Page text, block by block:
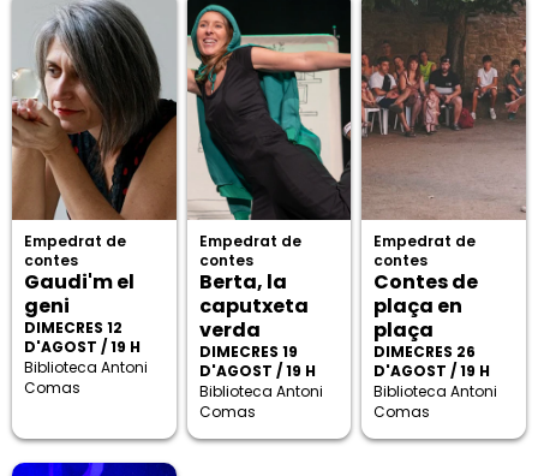
Empedrat de
contes
Gaudi'm el
geni
DIMECRES 12
D'AGOST / 19 H
Biblioteca Antoni
Comas
Empedrat de
contes
Berta, la
caputxeta
verda
DIMECRES 19
D'AGOST / 19 H
Biblioteca Antoni
Comas
Empedrat de
contes
Contes de
plaça en
plaça
DIMECRES 26
D'AGOST / 19 H
Biblioteca Antoni
Comas